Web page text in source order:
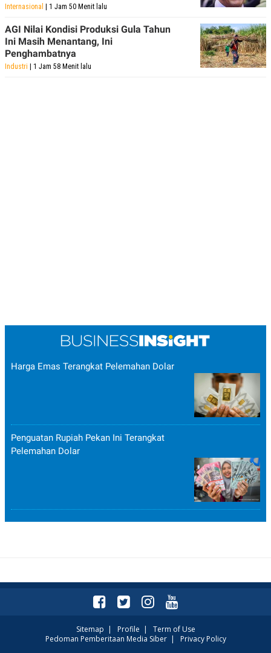
Internasional | 1 Jam 50 Menit lalu
AGI Nilai Kondisi Produksi Gula Tahun
Ini Masih Menantang, Ini
Penghambatnya
Industri | 1 Jam 58 Menit lalu
Harga Emas Terangkat Pelemahan Dolar
Penguatan Rupiah Pekan Ini Terangkat
Pelemahan Dolar
Sitemap | Profile | Term of Use
Pedoman Pemberitaan Media Siber| Privacy Policy